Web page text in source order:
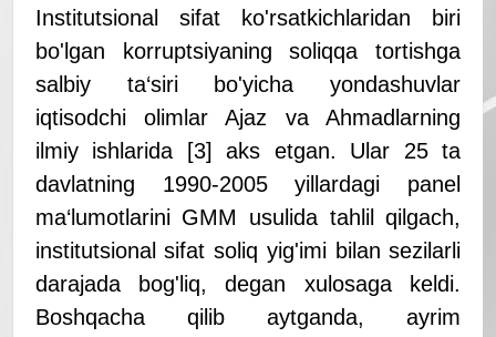
Institutsional sifat ko'rsatkichlaridan biri
bo'lgan korruptsiyaning soliqqa tortishga
salbiy ta‘siri bo'yicha yondashuvlar
iqtisodchi olimlar Ajaz va Ahmadlarning
ilmiy ishlarida [3] aks etgan. Ular 25 ta
davlatning 1990-2005 yillardagi panel
ma‘lumotlarini GMM usulida tahlil qilgach,
institutsional sifat soliq yig'imi bilan sezilarli
darajada bog'liq, degan xulosaga keldi.
Boshqacha qilib aytganda, ayrim